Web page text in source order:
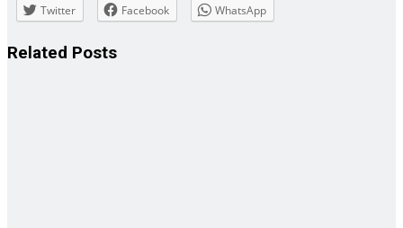
Twitter Facebook WhatsApp
Related Posts